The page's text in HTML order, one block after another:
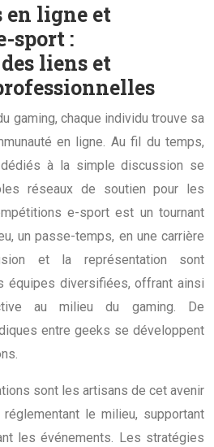
en ligne et
sport :
liens et
gaming, chaque individu trouve sa
en ligne. Au fil du temps,
à la simple discussion se
réseaux de soutien pour les
e-sport est un tournant
un passe-temps, en une carrière
et la représentation sont
équipes diversifiées, offrant ainsi
au milieu du gaming. De
entre geeks se développent
sont les artisans de cet avenir
le milieu, supportant
les événements. Les stratégies